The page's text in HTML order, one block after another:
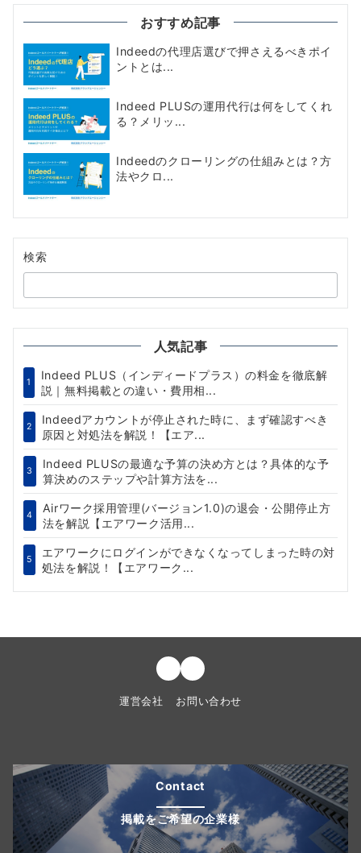
おすすめ記事
Indeedの代理店選びで押さえるべきポイ
ントとは...
Indeed PLUSの運用代行は何をしてくれ
る？メリッ...
Indeedのクローリングの仕組みとは？方
法やクロ...
検索
人気記事
1
Indeed PLUS（インディードプラス）の料金を徹底解
説｜無料掲載との違い・費用相...
2
Indeedアカウントが停止された時に、まず確認すべき
原因と対処法を解説！【エア...
3
Indeed PLUSの最適な予算の決め方とは？具体的な予
算決めのステップや計算方法を...
4
Airワーク採用管理(バージョン1.0)の退会・公開停止方
法を解説【エアワーク活用...
5
エアワークにログインができなくなってしまった時の対
処法を解説！【エアワーク...
運営会社 お問い合わせ
Contact
掲載をご希望の企業様